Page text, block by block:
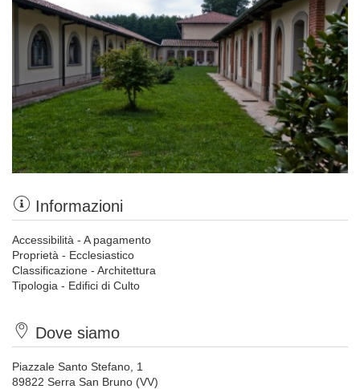
Informazioni
Accessibilità - A pagamento
Proprietà - Ecclesiastico
Classificazione - Architettura
Tipologia - Edifici di Culto
Dove siamo
Piazzale Santo Stefano, 1
89822 Serra San Bruno (VV)